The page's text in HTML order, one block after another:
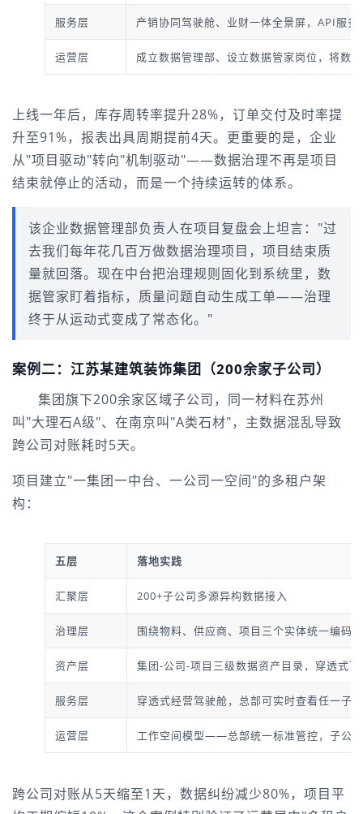
服务层 产销协同驾驶舱、业财一体全景屏，API服
运营层 成立数据管理部、设立数据管家岗位，将数
上线一年后，库存周转率提升28%，订单交付及时率提
升至91%，报表出具周期提前4天。更重要的是，企业
从"项目驱动"转向"机制驱动"——数据治理不再是项目
结束就停止的活动，而是一个持续运转的体系。
该企业数据管理部负责人在项目复盘会上坦言："过
去我们每年花几百万做数据治理项目，项目结束质
量就回落。现在中台把治理规则固化到系统里，数
据管家盯着指标，质量问题自动生成工单——治理
终于从运动式变成了常态化。"
案例二：江苏某建筑装饰集团（200余家子公司）
集团旗下200余家区域子公司，同一材料在苏州
叫"大理石A级"、在南京叫"A类石材"，主数据混乱导致
跨公司对账耗时5天。
项目建立"一集团一中台、一公司一空间"的多租户架
构：
五层 落地实践
汇聚层 200+子公司多源异构数据接入
治理层 围绕物料、供应商、项目三个实体统一编码
资产层 集团-公司-项目三级数据资产目录，穿透式可
服务层 穿透式经营驾驶舱，总部可实时查看任一子
运营层 工作空间模型——总部统一标准管控，子公
跨公司对账从5天缩至1天，数据纠纷减少80%，项目平